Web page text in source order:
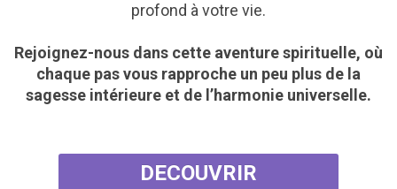
profond à votre vie.
Rejoignez-nous dans cette aventure spirituelle, où
chaque pas vous rapproche un peu plus de la
sagesse intérieure et de l’harmonie universelle.
DECOUVRIR